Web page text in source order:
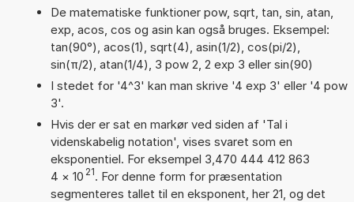
De matematiske funktioner pow, sqrt, tan, sin, atan,
exp, acos, cos og asin kan også bruges. Eksempel:
tan(90°), acos(1), sqrt(4), asin(1/2), cos(pi/2),
sin(π/2), atan(1/4), 3 pow 2, 2 exp 3 eller sin(90)
I stedet for '4^3' kan man skrive '4 exp 3' eller '4 pow
3'.
Hvis der er sat en markør ved siden af 'Tal i
videnskabelig notation', vises svaret som en
eksponentiel. For eksempel 3,470 444 412 863
4 × 10 21. For denne form for præsentation
segmenteres tallet til en eksponent, her 21, og det